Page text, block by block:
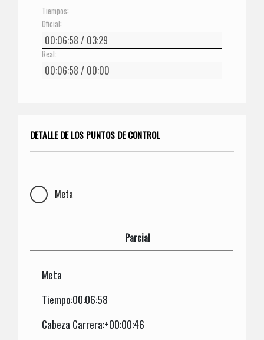
Tiempos:
Oficial:
Real:
DETALLE DE LOS PUNTOS DE CONTROL
Meta
Parcial
Meta
Tiempo:00:06:58
Cabeza Carrera:+00:00:46